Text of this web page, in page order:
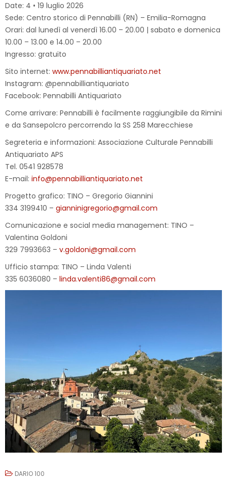
Date: 4 • 19 luglio 2026
Sede: Centro storico di Pennabilli (RN) – Emilia-Romagna
Orari: dal lunedì al venerdì 16.00 – 20.00 | sabato e domenica
10.00 – 13.00 e 14.00 – 20.00
Ingresso: gratuito
Sito internet: www.pennabilliantiquariato.net
Instagram: @pennabilliantiquariato
Facebook: Pennabilli Antiquariato
Come arrivare: Pennabilli è facilmente raggiungibile da Rimini
e da Sansepolcro percorrendo la SS 258 Marecchiese
Segreteria e informazioni: Associazione Culturale Pennabilli
Antiquariato APS
Tel. 0541 928578
E-mail: info@pennabilliantiquariato.net
Progetto grafico: TINO – Gregorio Giannini
334 3199410 – gianninigregorio@gmail.com
Comunicazione e social media management: TINO –
Valentina Goldoni
329 7993663 – v.goldoni@gmail.com
Ufficio stampa: TINO – Linda Valenti
335 6036080 – linda.valenti86@gmail.com
DARIO 100